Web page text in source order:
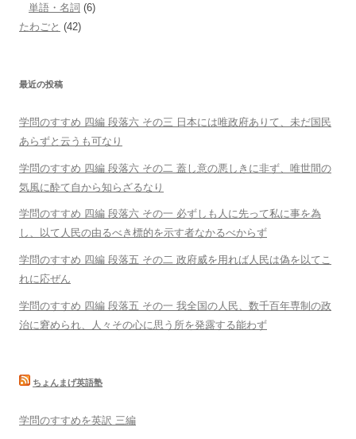
単語・名詞 (6)
たわごと (42)
最近の投稿
学問のすすめ 四編 段落六 その三 日本には唯政府ありて、未だ国民
あらずと云うも可なり
学問のすすめ 四編 段落六 その二 蓋し意の悪しきに非ず、唯世間の
気風に酔て自から知らざるなり
学問のすすめ 四編 段落六 その一 必ずしも人に先って私に事を為
し、以て人民の由るべき標的を示す者なかるべからず
学問のすすめ 四編 段落五 その二 政府威を用れば人民は偽を以てこ
れに応ぜん
学問のすすめ 四編 段落五 その一 我全国の人民、数千百年専制の政
治に窘められ、人々その心に思う所を発露する能わず
ちょんまげ英語塾
学問のすすめを英訳 三編